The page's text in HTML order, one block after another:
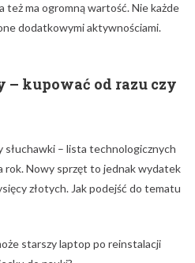
też ma ogromną wartość. Nie każde
dodatkowymi aktywnościami.
– kupować od razu czy
– lista technologicznych
rok. Nowy sprzęt to jednak wydatek
złotych. Jak podejść do tematu
starszy laptop po reinstalacji